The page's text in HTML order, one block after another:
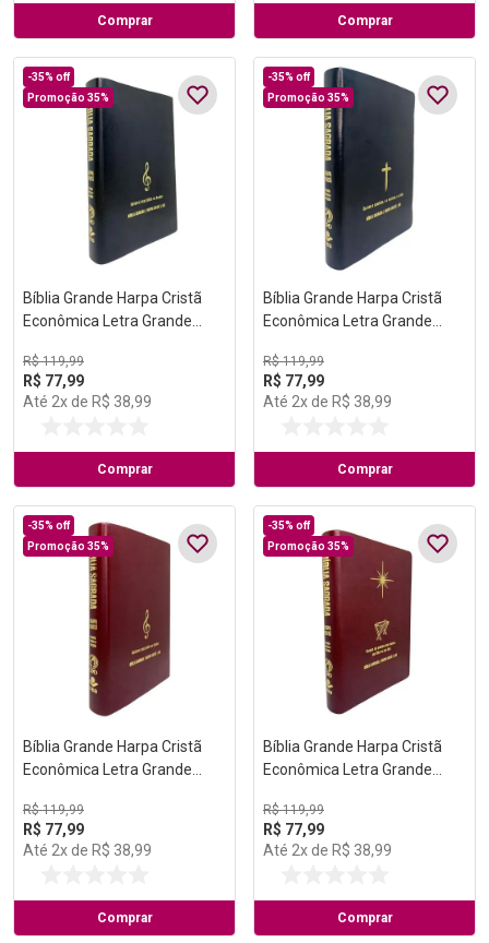
Comprar Comprar
-35% off
Promoção 35%
Bíblia Grande Harpa Cristã
Econômica Letra Grande
R$ 119,99
R$ 77,99
Até 2x de R$ 38,99
Comprar
-35% off
Promoção 35%
Bíblia Grande Harpa Cristã
Econômica Letra Grande
R$ 119,99
R$ 77,99
Até 2x de R$ 38,99
Comprar
-35% off
Promoção 35%
Bíblia Grande Harpa Cristã
Econômica Letra Grande
R$ 119,99
R$ 77,99
Até 2x de R$ 38,99
Comprar
-35% off
Promoção 35%
Bíblia Grande Harpa Cristã
Econômica Letra Grande
R$ 119,99
R$ 77,99
Até 2x de R$ 38,99
Comprar